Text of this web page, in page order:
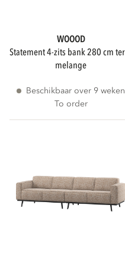
WOOOD
statement 4-zits bank 280 cm terra
melange
Beschikbaar over 9 weken
To order